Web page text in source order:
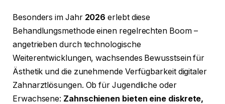
Besonders im Jahr 2026 erlebt diese
Behandlungsmethode einen regelrechten Boom –
angetrieben durch technologische
Weiterentwicklungen, wachsendes Bewusstsein für
Ästhetik und die zunehmende Verfügbarkeit digitaler
Zahnarztlösungen. Ob für Jugendliche oder
Erwachsene: Zahnschienen bieten eine diskrete,